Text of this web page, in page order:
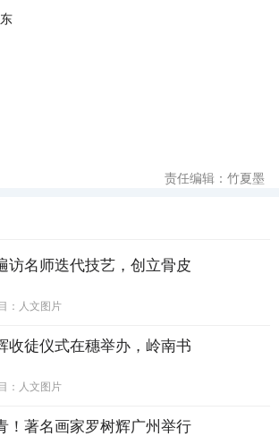
责任编辑：竹夏墨
访名师迭代技艺，创立骨皮
： 人文图片
收徒仪式在穗举办，岭南书
： 人文图片
！著名画家罗树辉广州举行